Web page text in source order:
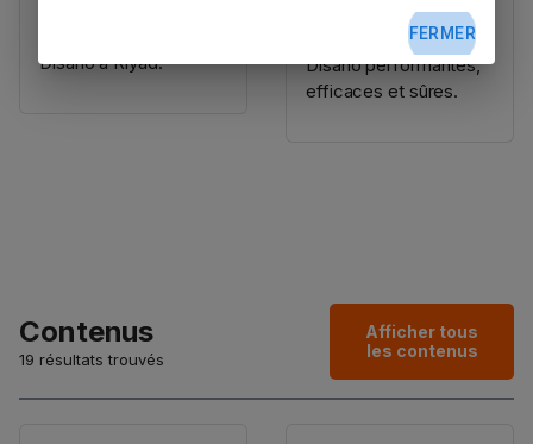
Disano à Riyad.
Publier peut compter
sur des solutions
Disano performantes,
efficaces et sûres.
Contenus
19 résultats trouvés
Afficher tous
les contenus
FERMER